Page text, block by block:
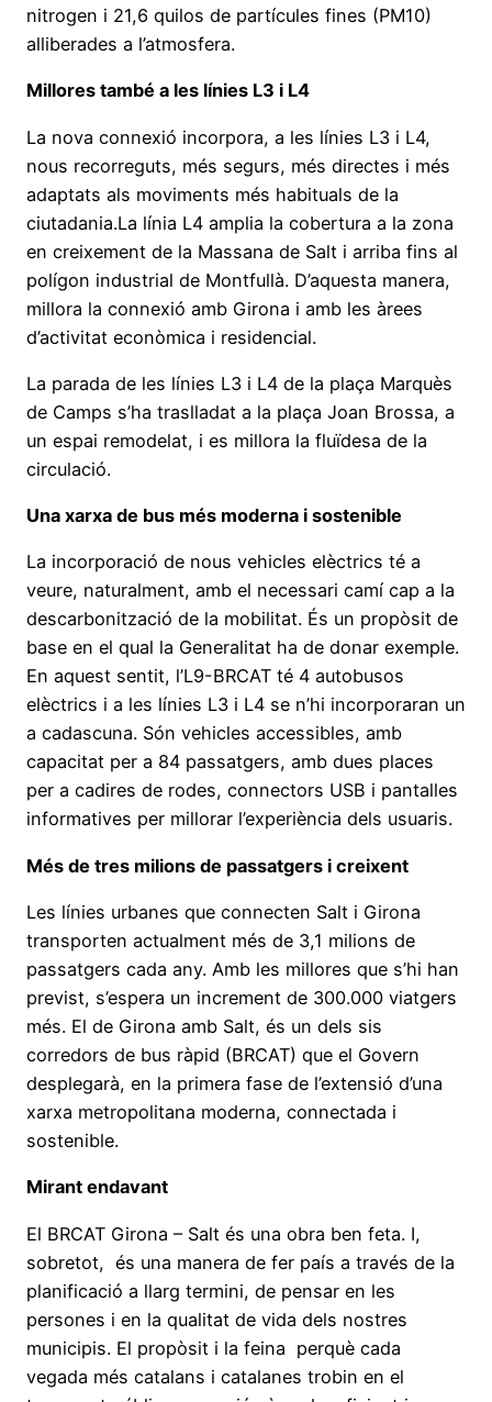
nitrogen i 21,6 quilos de partícules fines (PM10)
alliberades a l’atmosfera.
Millores també a les línies L3 i L4
La nova connexió incorpora, a les línies L3 i L4,
nous recorreguts, més segurs, més directes i més
adaptats als moviments més habituals de la
ciutadania.La línia L4 amplia la cobertura a la zona
en creixement de la Massana de Salt i arriba fins al
polígon industrial de Montfullà. D’aquesta manera,
millora la connexió amb Girona i amb les àrees
d’activitat econòmica i residencial.
La parada de les línies L3 i L4 de la plaça Marquès
de Camps s’ha traslladat a la plaça Joan Brossa, a
un espai remodelat, i es millora la fluïdesa de la
circulació.
Una xarxa de bus més moderna i sostenible
La incorporació de nous vehicles elèctrics té a
veure, naturalment, amb el necessari camí cap a la
descarbonització de la mobilitat. És un propòsit de
base en el qual la Generalitat ha de donar exemple.
En aquest sentit, l’L9-BRCAT té 4 autobusos
elèctrics i a les línies L3 i L4 se n’hi incorporaran un
a cadascuna. Són vehicles accessibles, amb
capacitat per a 84 passatgers, amb dues places
per a cadires de rodes, connectors USB i pantalles
informatives per millorar l’experiència dels usuaris.
Més de tres milions de passatgers i creixent
Les línies urbanes que connecten Salt i Girona
transporten actualment més de 3,1 milions de
passatgers cada any. Amb les millores que s’hi han
previst, s’espera un increment de 300.000 viatgers
més. El de Girona amb Salt, és un dels sis
corredors de bus ràpid (BRCAT) que el Govern
desplegarà, en la primera fase de l’extensió d’una
xarxa metropolitana moderna, connectada i
sostenible.
Mirant endavant
El BRCAT Girona – Salt és una obra ben feta. I,
sobretot, és una manera de fer país a través de la
planificació a llarg termini, de pensar en les
persones i en la qualitat de vida dels nostres
municipis. El propòsit i la feina perquè cada
vegada més catalans i catalanes trobin en el